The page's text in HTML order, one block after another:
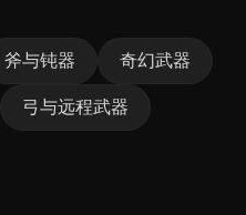
斧与钝器 奇幻武器
弓与远程武器